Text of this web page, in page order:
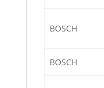
BOSCH
BOSCH